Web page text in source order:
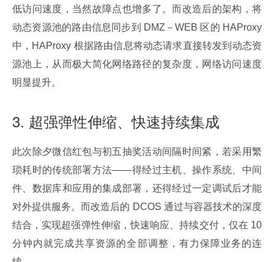
低访问速度，当然故障点也增多了。而改造后的架构，将
动态资源池的路由信息同步到 DMZ－WEB 区的 HAProxy
中，HAProxy 根据路由信息将动态请求直接转发到动态资
源池上，从而极大简化网络路径的复杂度，网络访问速度
明显提升。
3. 超强弹性伸缩、快速持续集成
此次除夕微信红包与初五抽奖活动间隔时间紧，若采用繁
琐耗时的传统部署方法——得经过主机、操作系统、中间
件、数据库和应用的集成部署，还得经过一定调试后才能
对外提供服务。而改造后的 DCOS 通过与容器技术的深度
结合，实现超强弹性伸缩，快速响应、持续交付，仅在 10
分钟内就完成共享资源的全部调整，有力保障业务的连